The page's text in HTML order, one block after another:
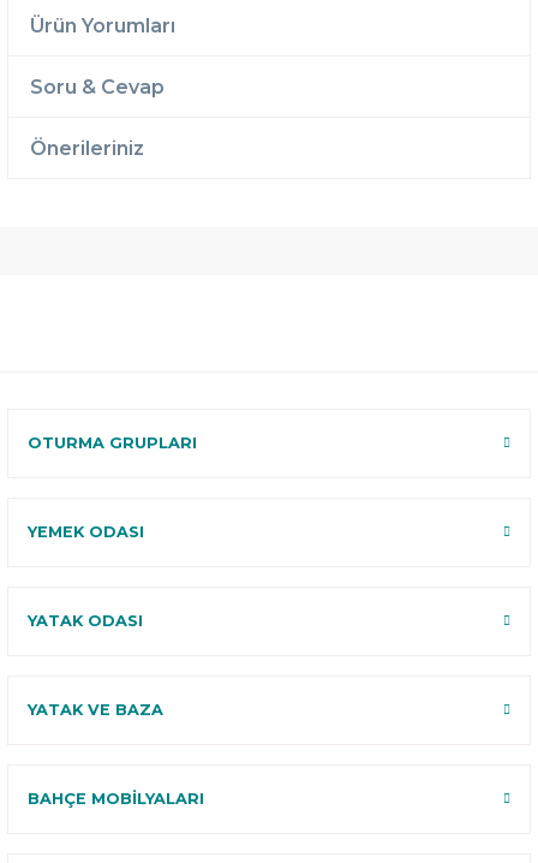
Ürün Yorumları
Soru & Cevap
Önerileriniz
OTURMA GRUPLARI
YEMEK ODASI
YATAK ODASI
YATAK VE BAZA
BAHÇE MOBİLYALARI